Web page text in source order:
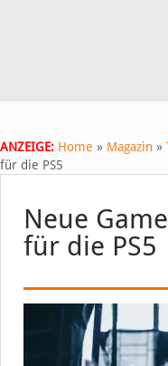
ANZEIGE: Home » Magazin »
für die PS5
Neue
für die PS5